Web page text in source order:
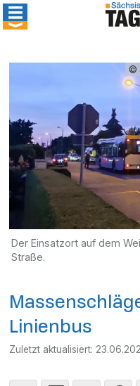
©
Der Einsatzort auf dem
Straße.
Linienbus
Zuletzt aktualisiert: